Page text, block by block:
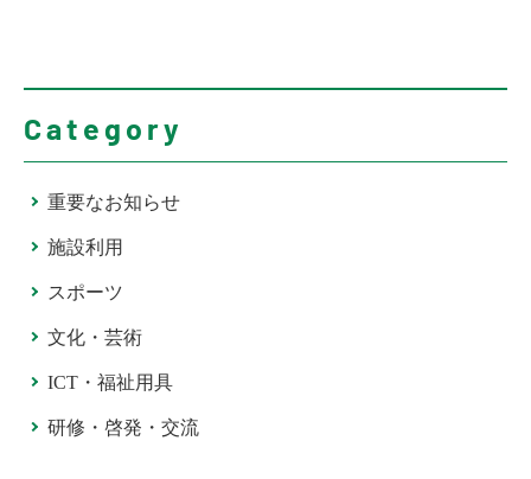
Category
重要なお知らせ
施設利用
スポーツ
文化・芸術
ICT・福祉用具
研修・啓発・交流